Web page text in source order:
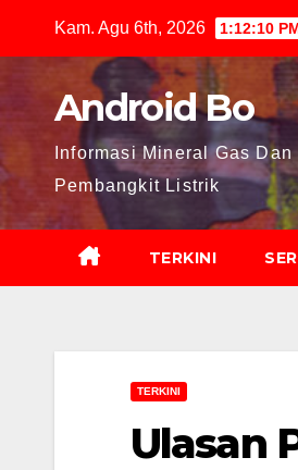
Kam. Agu 6th, 2026 1:12:11
Android Bo
Informasi Mineral Gas Dan
Pembangkit Listrik
TERKINI
TERKINI
Ulasan